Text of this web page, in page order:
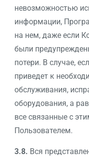
невозможностью
информации,
на нем, даже если
были
потери. В случае,
приведет к
обслуживания,
оборудования, а
все связанные с
Пользователем.
3.8. Вся